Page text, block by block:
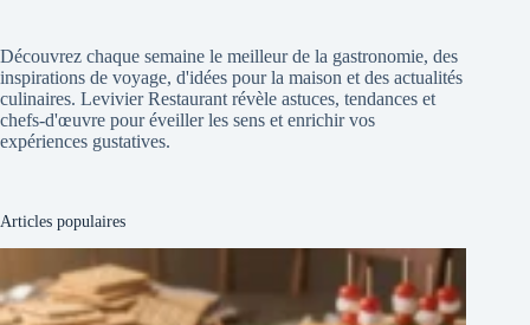
Découvrez chaque semaine le meilleur de la gastronomie, des
inspirations de voyage, d'idées pour la maison et des actualités
culinaires. Levivier Restaurant révèle astuces, tendances et
chefs-d'œuvre pour éveiller les sens et enrichir vos
expériences gustatives.
Articles populaires